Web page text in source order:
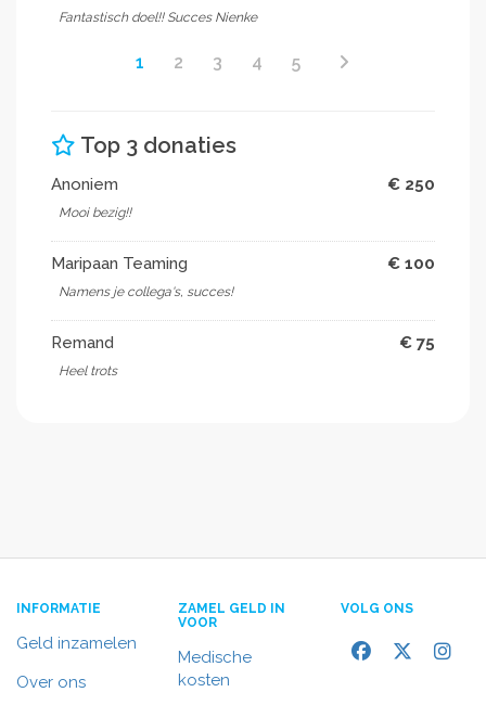
Fantastisch doel!! Succes Nienke
1 2 3 4 5
Top 3 donaties
Anoniem € 250
Mooi bezig!!
Maripaan Teaming € 100
Namens je collega's, succes!
Remand € 75
Heel trots
INFORMATIE
Geld inzamelen
Over ons
ZAMEL GELD IN
VOOR
Medische
kosten
VOLG ONS